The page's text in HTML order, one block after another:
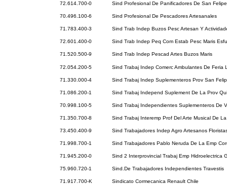
72.614.700-0 Sind Profesional De Panificadores De San Felipe
70.496.100-6 Sind Profesional De Pescadores Artesanales
71.783.400-3 Sind Trab Indep Buzos Pesc Artesan Y
72.601.400-0 Sind Trab Indep Peq Com Estab Pesc Maris
71.520.500-9 Sind Trab Indep Pescad Artes Buzos Maris
72.054.200-5 Sind Trabaj Indep Comerc Ambulantes De Feria
71.330.000-4 Sind Trabaj Indep Suplementeros Prov San
71.086.200-1 Sind Trabaj Independ Suplement De La Prov
70.998.100-5 Sind Trabaj Independientes Suplementeros De
71.350.700-8 Sind Trabaj Interemp Prof Del Arte Musical De
73.450.400-9 Sind Trabajadores Indep Agro Artesanos
71.998.700-1 Sind Trabajadores Pablo Neruda De La Emp
71.945.200-0 Sind 2 Interprovincial Trabaj Emp Hidroelectrica
75.960.720-1 Sind.De Trabajadores Independientes Travestis
71.917.700-K Sindicato Cormecanica Renault Chile